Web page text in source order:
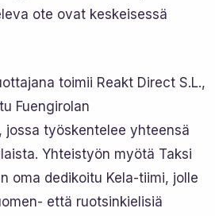
ote ovat keskeisessä
toimii Reakt Direct S.L.,
Fuengirolan
jossa työskentelee yhteensä
Yhteistyön myötä Taksi
oma dedikoitu Kela-tiimi, jolle
että ruotsinkielisiä